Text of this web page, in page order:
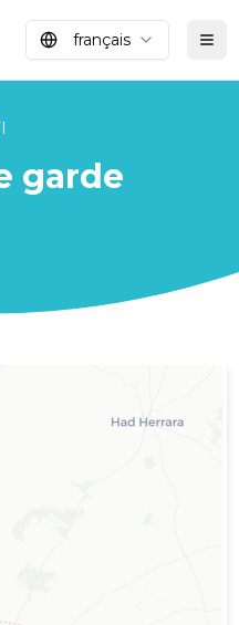
français
garde